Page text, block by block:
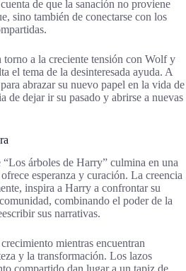
de que la sanación no proviene
sino también de conectarse con los
a la creciente tensión con Wolf y
el tema de la desinteresada ayuda. A
abrazar su nuevo papel en la vida de
de dejar ir su pasado y abrirse a nuevas
árboles de Harry” culmina en una
esperanza y curación. La creencia
inspira a Harry a confrontar su
combinando el poder de la
sus narrativas.
mientras encuentran
y la transformación. Los lazos